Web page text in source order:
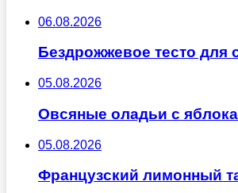
06.08.2026
Бездрожжевое тесто для
05.08.2026
Овсяные оладьи с
05.08.2026
Французский лимонный